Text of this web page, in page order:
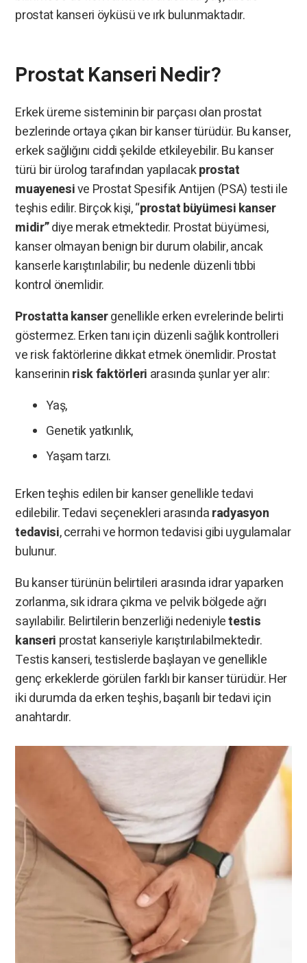
prostat kanseri öyküsü ve ırk bulunmaktadır.
Prostat Kanseri Nedir?
Erkek üreme sisteminin bir parçası olan prostat
bezlerinde ortaya çıkan bir kanser türüdür. Bu kanser,
erkek sağlığını ciddi şekilde etkileyebilir. Bu kanser
türü bir ürolog tarafından yapılacakprostat
muayenesive Prostat Spesifik Antijen (PSA) testi ile
teşhis edilir. Birçok kişi, “prostat büyümesi kanser
midir”diye merak etmektedir. Prostat büyümesi,
kanser olmayan benign bir durum olabilir, ancak
kanserle karıştırılabilir; bu nedenle düzenli tıbbi
kontrol önemlidir.
Prostatta kansergenellikle erken evrelerinde belirti
göstermez. Erken tanı için düzenli sağlık kontrolleri
ve risk faktörlerine dikkat etmek önemlidir. Prostat
kanserininrisk faktörleri arasında şunlar yer alır:
Yaş,
Genetik yatkınlık,
Yaşam tarzı.
Erken teşhis edilen bir kanser genellikle tedavi
edilebilir. Tedavi seçenekleri arasındaradyasyon
tedavisi, cerrahi ve hormon tedavisi gibi uygulamalar
bulunur.
Bu kanser türünün belirtileri arasında idrar yaparken
zorlanma, sık idrara çıkma ve pelvik bölgede ağrı
sayılabilir. Belirtilerin benzerliği nedeniyletestis
kanseri prostat kanseriyle karıştırılabilmektedir.
Testis kanseri, testislerde başlayan ve genellikle
genç erkeklerde görülen farklı bir kanser türüdür. Her
iki durumda da erken teşhis, başarılı bir tedavi için
anahtardır.